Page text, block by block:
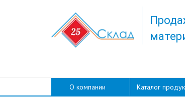
О компании Каталог